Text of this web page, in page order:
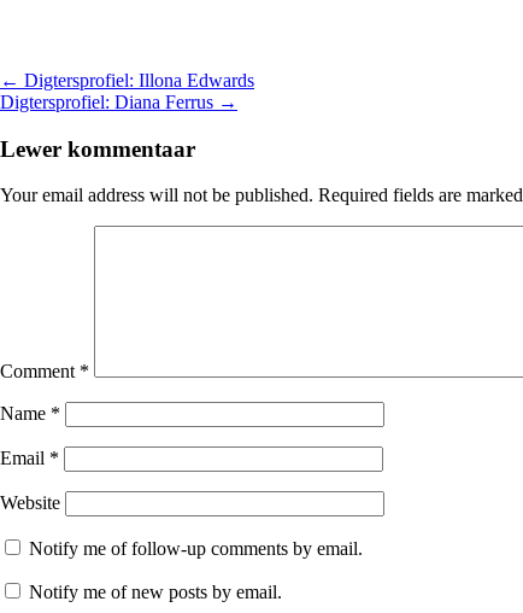
Lees
meer
← Digtersprofiel: Illona Edwards
Digtersprofiel: Diana Ferrus →
Lewer kommentaar
Your email address will not be published. Required fields are marked
Comment *
Name *
Email *
Website
Notify me of follow-up comments by email.
Notify me of new posts by email.